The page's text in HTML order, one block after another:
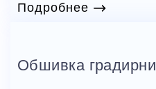
Подробнее
Обшивка градирни